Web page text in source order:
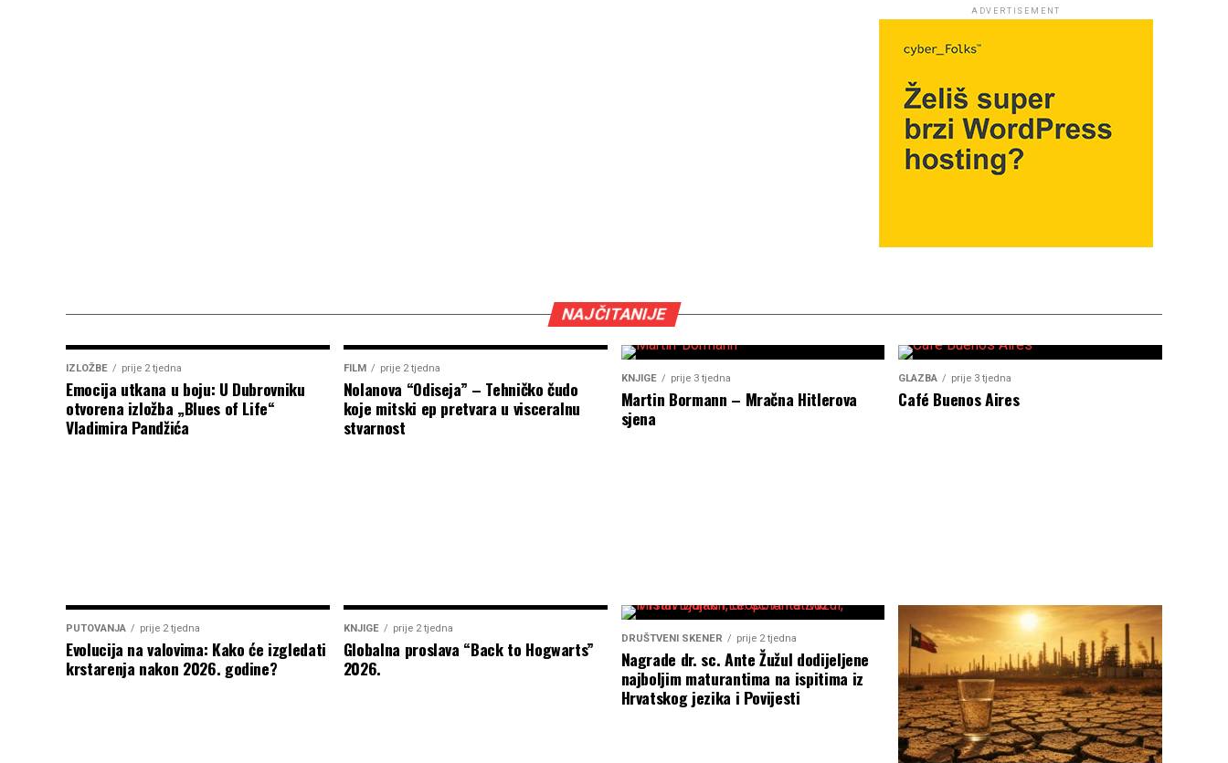
ADVERTISEMENT
NAJČITANIJE
IZLOŽBE prije 2 tjedna
Emocija utkana u boju: U Dubrovniku
otvorena izložba „Blues of Life“
Vladimira Pandžića
FILM prije 2 tjedna
Nolanova “Odiseja” – Tehničko čudo
koje mitski ep pretvara u visceralnu
stvarnost
KNJIGE prije 3 tjedna
Martin Bormann – Mračna Hitlerova
sjena
GLAZBA prije 3 tjedna
Café Buenos Aires
PUTOVANJA prije 2 tjedna
Evolucija na valovima: Kako će izgledati
krstarenja nakon 2026. godine?
KNJIGE prije 2 tjedna
Globalna proslava “Back to Hogwarts”
2026.
DRUŠTVENI SKENER prije 2 tjedna
Nagrade dr. sc. Ante Žužul dodijeljene
najboljim maturantima na ispitima iz
Hrvatskog jezika i Povijesti